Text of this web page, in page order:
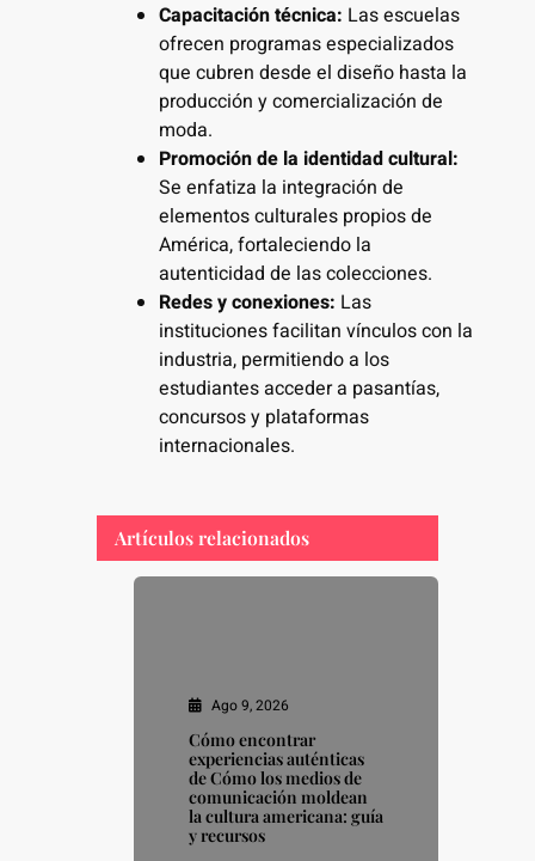
Capacitación técnica: Las escuelas
ofrecen programas especializados
que cubren desde el diseño hasta la
producción y comercialización de
moda.
Promoción de la identidad cultural:
Se enfatiza la integración de
elementos culturales propios de
América, fortaleciendo la
autenticidad de las colecciones.
Redes y conexiones: Las
instituciones facilitan vínculos con la
industria, permitiendo a los
estudiantes acceder a pasantías,
concursos y plataformas
internacionales.
Artículos relacionados
Ago 9, 2026
Cómo encontrar
experiencias auténticas
de Cómo los medios de
comunicación moldean
la cultura americana: guía
y recursos